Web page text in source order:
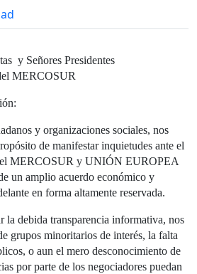
y Señores Presidentes
MERCOSUR
y organizaciones sociales, nos
de manifestar inquietudes ante el
el MERCOSUR y UNIÓN EUROPEA
un amplio acuerdo económico y
en forma altamente reservada.
la debida transparencia informativa, nos
grupos minoritarios de interés, la falta
o aun el mero desconocimiento de
por parte de los negociadores puedan